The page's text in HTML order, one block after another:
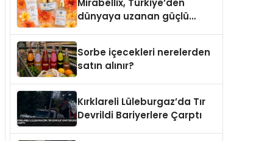
Mirabellix, Türkiye’den
dünyaya uzanan güçlü
Sorbe içecekleri nerelerden
satın alınır?
Kırklareli Lüleburgaz’da Tır
Devrildi Bariyerlere Çarptı